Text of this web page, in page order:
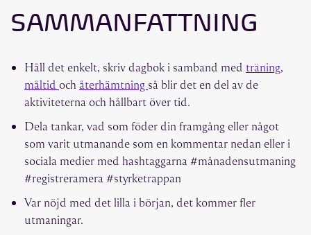
SAMMANFATTNING
Håll det enkelt, skriv dagbok i samband med träning,
måltid och återhämtning så blir det en del av de
aktiviteterna och hållbart över tid.
Dela tankar, vad som föder din framgång eller något
som varit utmanande som en kommentar nedan eller i
sociala medier med hashtaggarna #månadensutmaning
#registreramera #styrketrappan
Var nöjd med det lilla i början, det kommer fler
utmaningar.